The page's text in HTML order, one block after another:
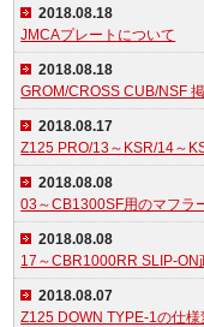
2018.08.18
JMCAプレートについて
2018.08.18
GROM/CROSS CUB/NSF
2018.08.17
Z125 PRO/13～KSR/14～
2018.08.08
03～CB1300SF用のマフラ
2018.08.08
17～CBR1000RR SLIP-ON
2018.08.07
Z125 DOWN TYPE-1の仕様